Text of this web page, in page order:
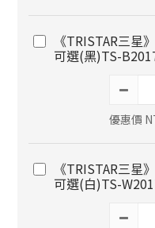
《TRISTAR三星
可選(黑)TS-
優惠價
《TRISTAR三星
可選(白)TS-